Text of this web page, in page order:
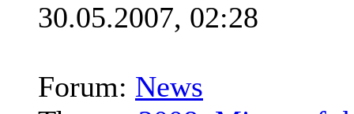
30.05.2007, 02:28
Forum: News